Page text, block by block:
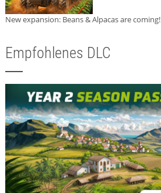
New expansion: Beans & Alpacas are coming!
Empfohlenes DLC